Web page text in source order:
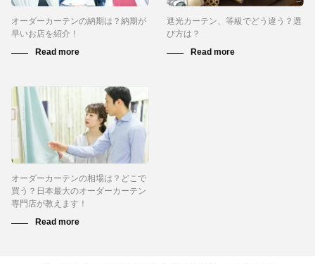
オーダーカーテンの納期は？納期が
早いお店を紹介！
遮光カーテン、等級でどう違う？選
び方は？
オーダーカーテンの相場は？どこで
買う？日本最大のオーダーカーテン
専門店が教えます！